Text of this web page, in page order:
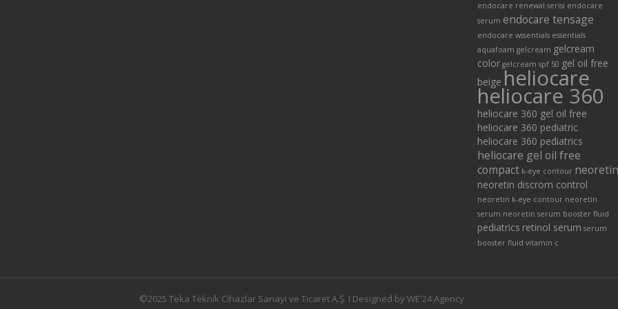
endocare renewal serisi endocare
serum endocare tensage
endocare wssentials essentials
aquafoam gelcream gelcream
color gelcream spf 50 gel oil free
beigeheliocare
heliocare 360
heliocare 360 gel oil free
heliocare 360 pediatric
heliocare 360 pediatrics
heliocare gel oil free
compact k-eye contour neoretin
neoretin discrom control
neoretin k-eye contour neoretin
serum neoretin serum booster fluid
pediatrics retinol serum serum
booster fluid vitamin c
©2025 Teka Teknik Cihazlar Sanayi ve Ticaret A.Ş. I Designed by WE'24 Agency